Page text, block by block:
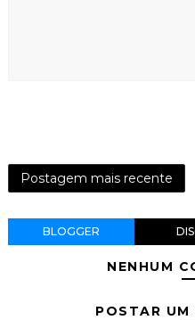
Postagem mais recente
BLOGGER
NENHUM
POSTAR UM